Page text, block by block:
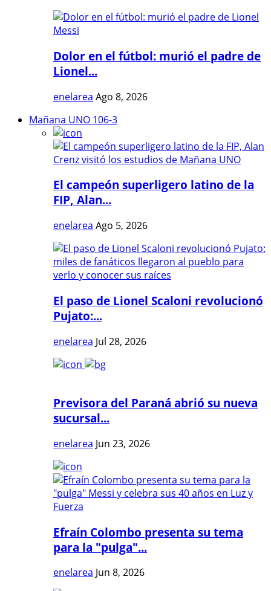
Dolor en el fútbol: murió el padre de
Lionel...
enelarea Ago 8, 2026
Mañana UNO 106-3
El campeón superligero latino de la
FIP, Alan...
enelarea Ago 5, 2026
El paso de Lionel Scaloni revolucionó
Pujato:...
enelarea Jul 28, 2026
Previsora del Paraná abrió su nueva
sucursal...
enelarea Jun 23, 2026
Efraín Colombo presenta su tema
para la "pulga"...
enelarea Jun 8, 2026